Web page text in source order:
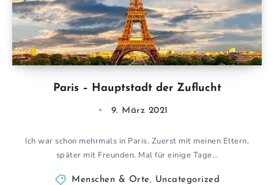
Paris – Hauptstadt der Zuflucht
9. März 2021
Ich war schon mehrmals in Paris. Zuerst mit meinen Eltern,
später mit Freunden. Mal für einige Tage…
Menschen & Orte , Uncategorized